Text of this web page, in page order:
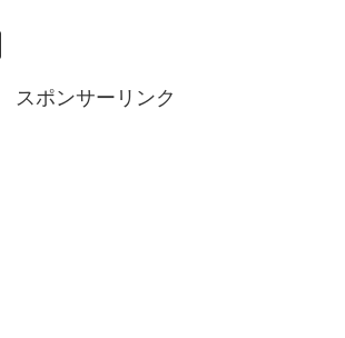
スポンサーリンク